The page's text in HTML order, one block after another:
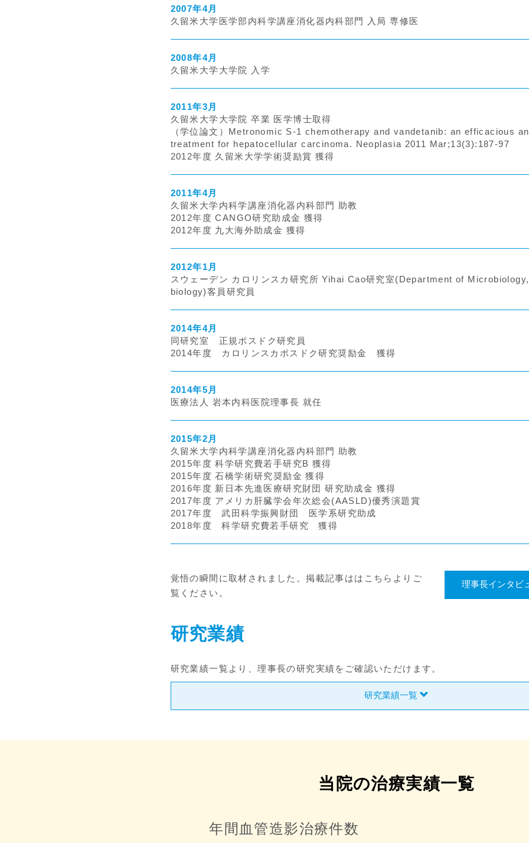
2007年4月
久留米大学医学部内科学講座消化器内科部門 入局 専修医
2008年4月
久留米大学大学院 入学
2011年3月
久留米大学大学院 卒業 医学博士取得
（学位論文）Metronomic S-1 chemotherapy and vandetanib: an efficacious
treatment for hepatocellular carcinoma. Neoplasia 2011 Mar;13(3):187-97
2012年度 久留米大学学術奨励賞 獲得
2011年4月
久留米大学内科学講座消化器内科部門 助教
2012年度 CANGO研究助成金 獲得
2012年度 九大海外助成金 獲得
2012年1月
スウェーデン カロリンスカ研究所 Yihai Cao研究室(Department of
biology)客員研究員
2014年4月
同研究室 正規ポスドク研究員
2014年度 カロリンスカポスドク研究奨励金 獲得
2014年5月
医療法人 岩本内科医院理事長 就任
2015年2月
久留米大学内科学講座消化器内科部門 助教
2015年度 科学研究費若手研究B 獲得
2015年度 石橋学術研究奨励金 獲得
2016年度 新日本先進医療研究財団 研究助成金 獲得
2017年度 アメリカ肝臓学会年次総会(AASLD)優秀演題賞
2017年度 武田科学振興財団 医学系研究助成
2018年度 科学研究費若手研究 獲得
覚悟の瞬間に取材されました。掲載記事ははこちらよりご
覧ください。
理事長インタビ
研究業績
研究業績一覧より、理事長の研究実績をご確認いただけます。
研究業績一覧
当院の治療実績一覧
年間血管造影治療件数